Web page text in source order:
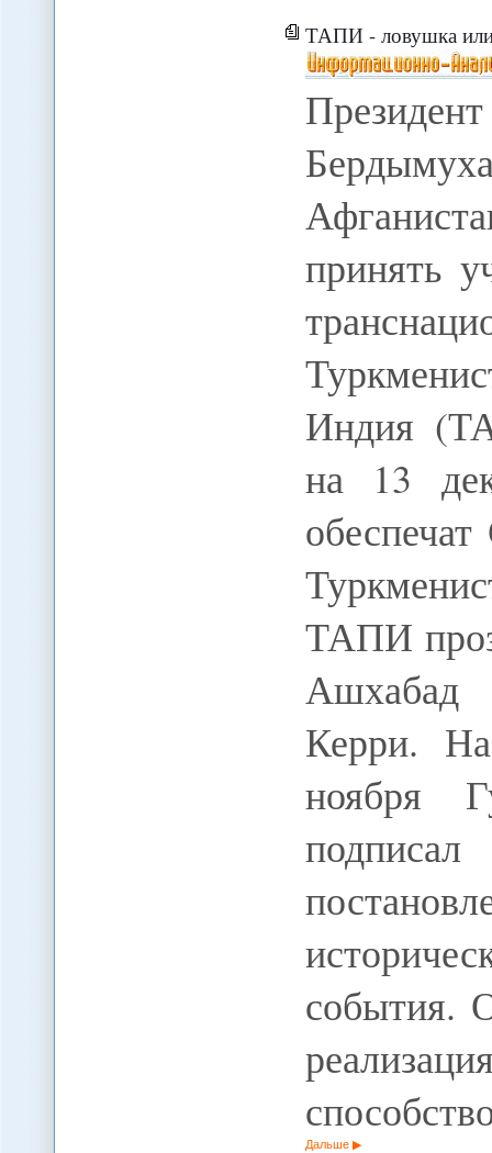
ТАПИ - ловушка
принять
Индия
на 13
ТАПИ
Ашхабад
Керри. На
ноября
события.
Дальше